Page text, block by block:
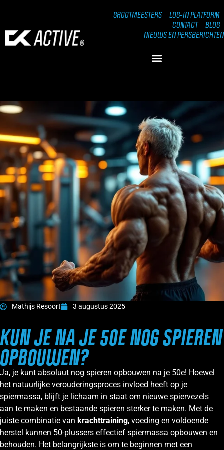
GROOTMEESTERS
LOG-IN PLATFORM
CONTACT
BLOG
NIEUWS EN PERSBERICHTEN
Mathijs Resoort 3 augustus 2025
KUN JE NA JE 50E NOG SPIEREN
OPBOUWEN?
Ja, je kunt absoluut nog spieren opbouwen na je 50e! Hoewel
het natuurlijke verouderingsproces invloed heeft op je
spiermassa, blijft je lichaam in staat om nieuwe spiervezels
aan te maken en bestaande spieren sterker te maken. Met de
juiste combinatie van krachttraining, voeding en voldoende
herstel kunnen 50-plussers effectief spiermassa opbouwen en
behouden. Het belangrijkste is om te beginnen met een